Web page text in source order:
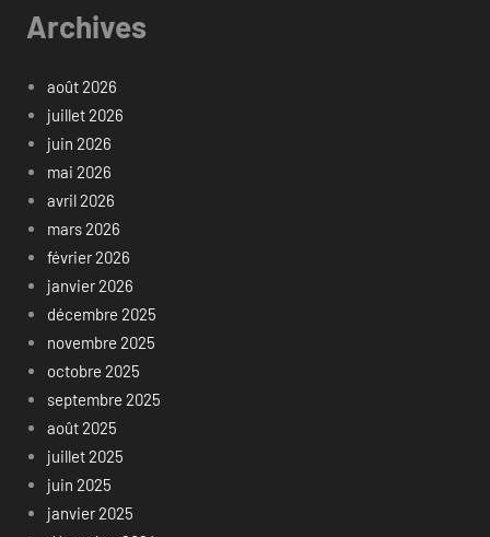
Archives
août 2026
juillet 2026
juin 2026
mai 2026
avril 2026
mars 2026
février 2026
janvier 2026
décembre 2025
novembre 2025
octobre 2025
septembre 2025
août 2025
juillet 2025
juin 2025
janvier 2025